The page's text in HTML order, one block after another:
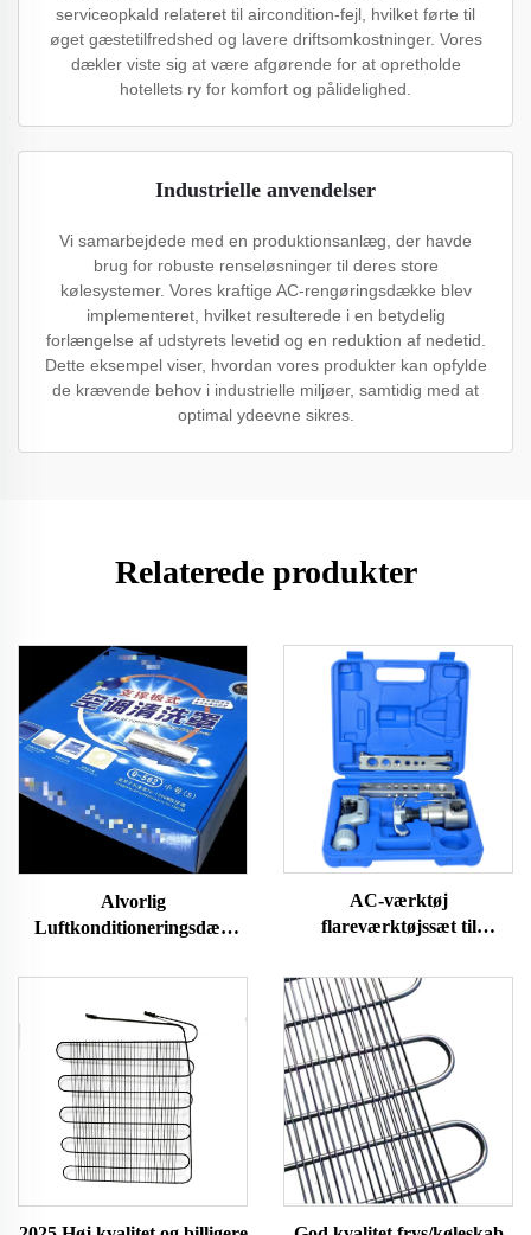
serviceopkald relateret til aircondition-fejl, hvilket førte til
øget gæstetilfredshed og lavere driftsomkostninger. Vores
dækler viste sig at være afgørende for at opretholde
hotellets ry for komfort og pålidelighed.
Industrielle anvendelser
Vi samarbejdede med en produktionsanlæg, der havde
brug for robuste renseløsninger til deres store
kølesystemer. Vores kraftige AC-rengøringsdække blev
implementeret, hvilket resulterede i en betydelig
forlængelse af udstyrets levetid og en reduktion af nedetid.
Dette eksempel viser, hvordan vores produkter kan opfylde
de krævende behov i industrielle miljøer, samtidig med at
optimal ydeevne sikres.
Relaterede produkter
Alvorlig
Luftkonditioneringsdæk
hjemme/erhvervsbrug
AC-værktøj
flareværktøjssæt til
flareværktøjssæt CT-275
CT278, CT-N806AM-L,
CT-526